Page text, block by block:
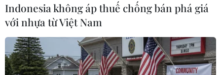
Nga tuyên bố sẽ không khuất phục trước
Indonesia không áp thuế chống bán phá giá
với nhựa từ Việt Nam